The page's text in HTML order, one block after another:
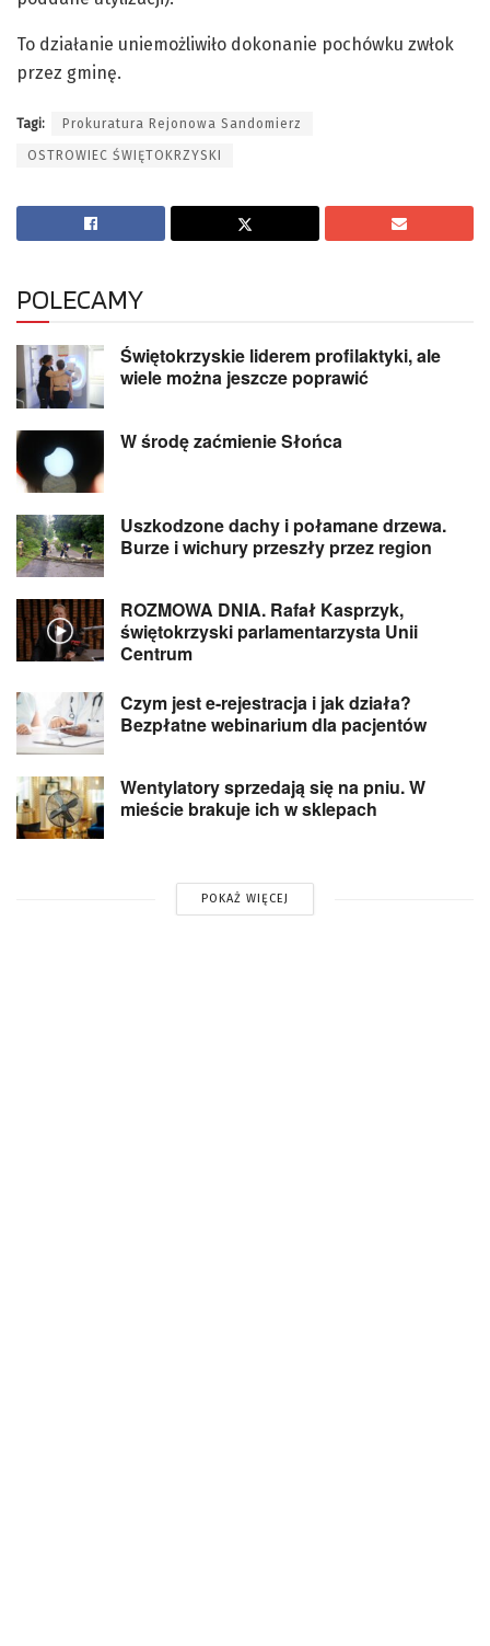
To działanie uniemożliwiło dokonanie pochówku zwłok
przez gminę.
Tagi: Prokuratura Rejonowa Sandomierz
OSTROWIEC ŚWIĘTOKRZYSKI
POLECAMY
Świętokrzyskie liderem profilaktyki, ale
wiele można jeszcze poprawić
W środę zaćmienie Słońca
Uszkodzone dachy i połamane drzewa.
Burze i wichury przeszły przez region
ROZMOWA DNIA. Rafał Kasprzyk,
świętokrzyski parlamentarzysta Unii
Centrum
Czym jest e-rejestracja i jak działa?
Bezpłatne webinarium dla pacjentów
Wentylatory sprzedają się na pniu. W
mieście brakuje ich w sklepach
POKAŻ WIĘCEJ